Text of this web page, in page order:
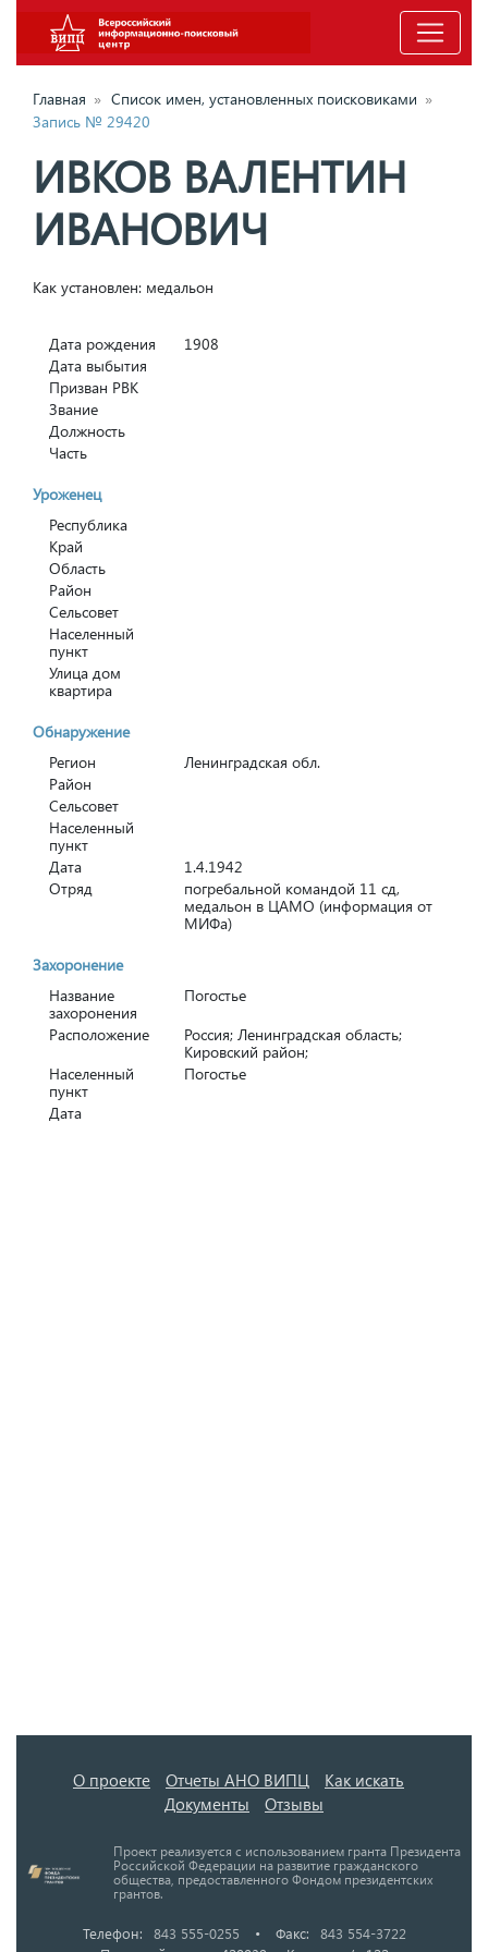
Главная » Список имен, установленных поисковиками »
Запись № 29420
ИВКОВ ВАЛЕНТИН
ИВАНОВИЧ
Как установлен: медальон
Дата рождения
1908
Дата выбытия
Призван РВК
Звание
Должность
Часть
Уроженец
Республика
Край
Область
Район
Сельсовет
Населенный
пункт
Улица дом
квартира
Обнаружение
Регион
Ленинградская обл.
Район
Сельсовет
Населенный
пункт
Дата
1.4.1942
Отряд
погребальной командой 11 сд,
медальон в ЦАМО (информация от
МИФа)
Захоронение
Название
захоронения
Погостье
Расположение
Россия; Ленинградская область;
Кировский район;
Населенный
пункт
Погостье
Дата
О проекте Отчеты АНО ВИПЦ
Как искать
Документы
Отзывы
Проект реализуется с использованием гранта Президента
Российской Федерации на развитие гражданского
общества, предоставленного Фондом президентских
грантов.
Телефон: 843 555-0255 • Факс:
843 554-3722